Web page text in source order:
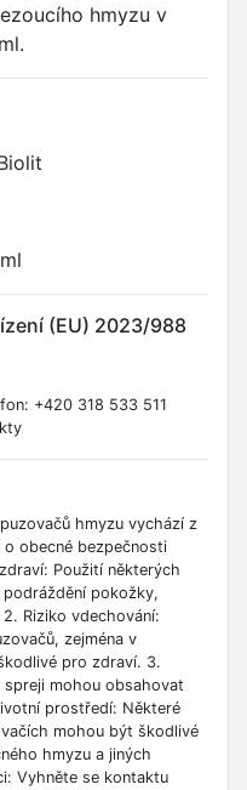
hmyzu v
(EU) 2023/988
+420 318 533 511
hmyzu vychází z
obecné bezpečnosti
Použití některých
pokožky,
Riziko vdechování:
zejména v
pro zdraví. 3.
spreji mohou obsahovat
prostředí: Některé
mohou být škodlivé
hmyzu a jiných
Vyhněte se kontaktu